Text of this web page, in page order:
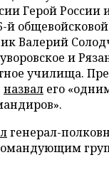
Герой
Валерий
и
училища.
назвал его
генерал-